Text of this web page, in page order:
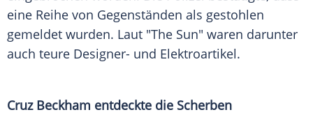
eine Reihe von Gegenständen als gestohlen
gemeldet wurden. Laut "The Sun" waren darunter
auch teure Designer- und Elektroartikel.
Cruz Beckham entdeckte die Scherben